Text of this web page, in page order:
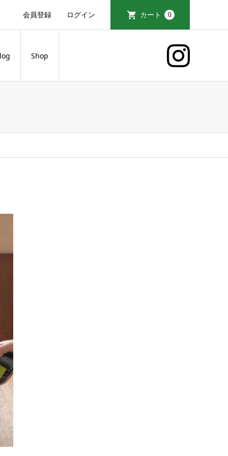
会員登録 ログイン カート 0
Shop